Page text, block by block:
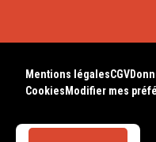
Mentions légalesCGV
Cookies Modifier mes